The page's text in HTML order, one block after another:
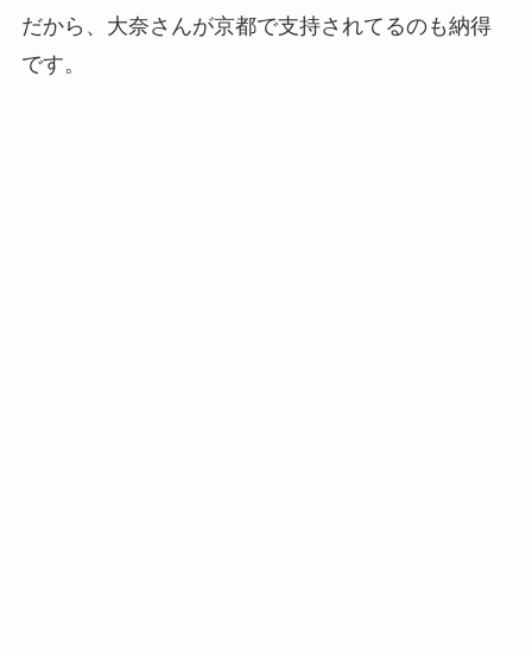
だから、大奈さんが京都で支持されてるのも納得
です。